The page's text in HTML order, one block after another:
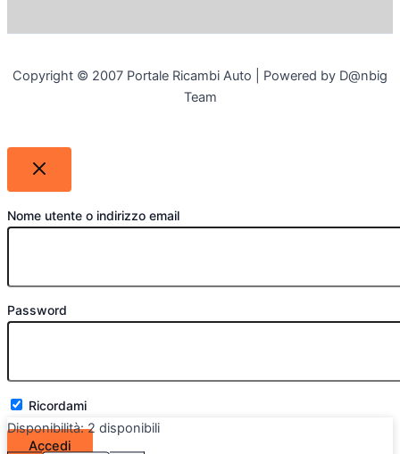
Copyright © 2007 Portale Ricambi Auto | Powered by D@nbig
Team
Nome utente o indirizzo email
Password
Ricordami
Disponibilità: 2 disponibili